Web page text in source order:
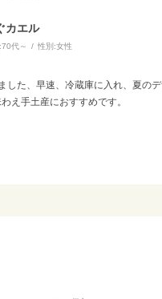
カエル
70代～ 性別:女性
した、早速、冷蔵庫に入れ、夏の
え手土産におすすめです。